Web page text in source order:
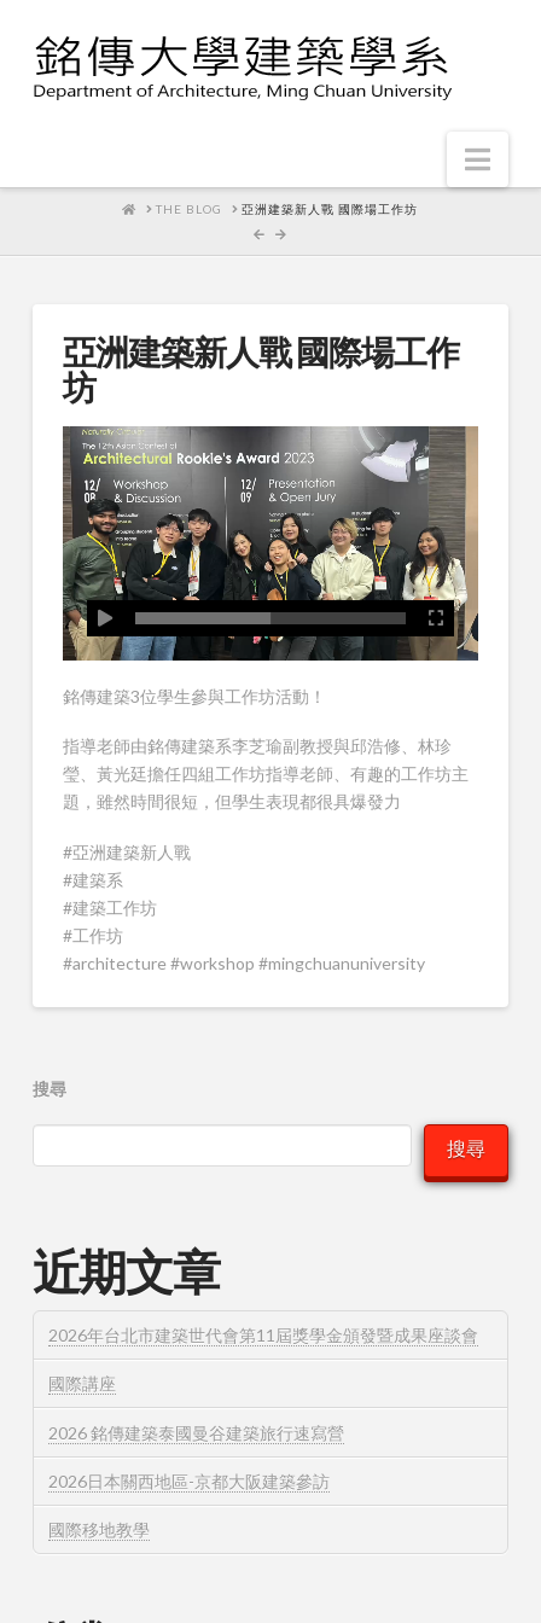
HOME
THE BLOG 亞洲建築新人戰 國際場工作坊
亞洲建築新人戰 國際場工作
坊
銘傳建築3位學生參與工作坊活動！
指導老師由銘傳建築系李芝瑜副教授與邱浩修、林珍
瑩、黃光廷擔任四組工作坊指導老師、有趣的工作坊主
題，雖然時間很短，但學生表現都很具爆發力
#亞洲建築新人戰
#建築系
#建築工作坊
#工作坊
#architecture #workshop #mingchuanuniversity
搜尋
搜尋
近期文章
2026年台北市建築世代會第11屆獎學金頒發暨成果座談會
國際講座
2026 銘傳建築泰國曼谷建築旅行速寫營
2026日本關西地區-京都大阪建築參訪
國際移地教學